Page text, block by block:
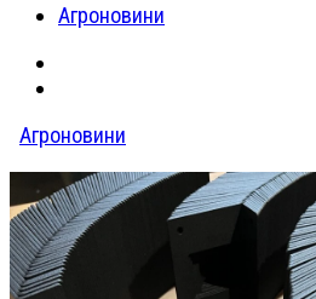
Агроновини
Агроновини